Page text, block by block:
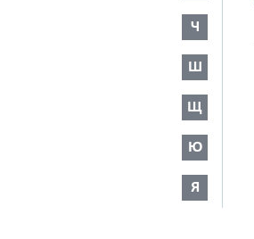
Ч
Ш
Щ
Ю
Я